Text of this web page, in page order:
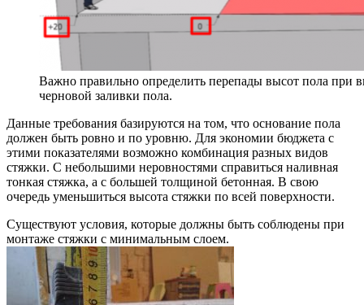
Важно правильно определить перепады высот пола при
черновой заливки пола.
Данные требования базируются на том, что основание пола
должен быть ровно и по уровню. Для экономии бюджета с
этими показателями возможно комбинация разных видов
стяжки. С небольшими неровностями справиться наливная
тонкая стяжка, а с большей толщиной бетонная. В свою
очередь уменьшиться высота стяжки по всей поверхности.
Существуют условия, которые должны быть соблюдены при
монтаже стяжки с минимальным слоем.